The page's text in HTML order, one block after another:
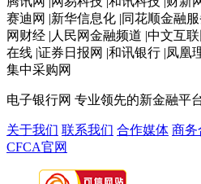
赛迪网 |新华信息化 |同花顺金融
网财经 |人民网金融频道 |中文互
在线 |证券日报网 |和讯银行 |凤凰
集中采购网
电子银行网 专业领先的新金融平
关于我们 联系我们 合作媒体 商务
CFCA官网